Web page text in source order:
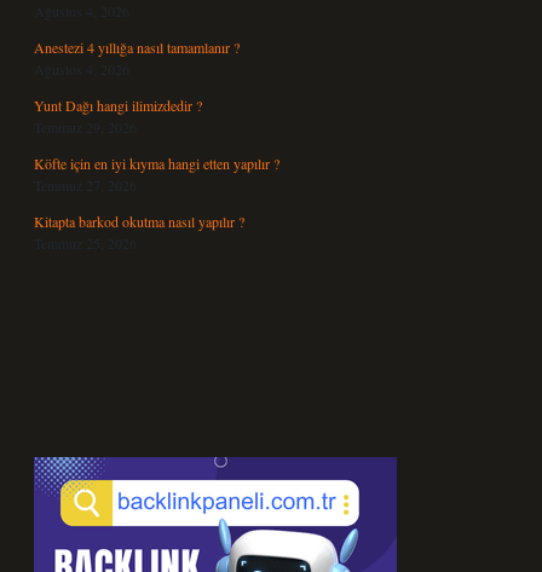
Ağustos 4, 2026
Anestezi 4 yıllığa nasıl tamamlanır ?
Ağustos 4, 2026
Yunt Dağı hangi ilimizdedir ?
Temmuz 29, 2026
Köfte için en iyi kıyma hangi etten yapılır ?
Temmuz 27, 2026
Kitapta barkod okutma nasıl yapılır ?
Temmuz 25, 2026